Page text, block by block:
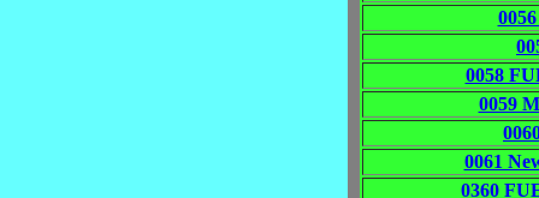
0058
0059
0061
0360